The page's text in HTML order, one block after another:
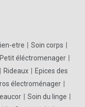
etre
Soin corps
Petit éléctromenager
Rideaux
Epices des
électroménager
Soin du linge